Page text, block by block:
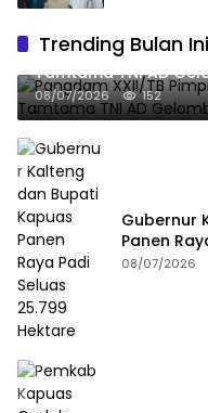
Trending Bulan
Pangdam XXII/TB
Tamtama TNI AD
08/07/2026 152
Gubernur
Panen
08/07/2026